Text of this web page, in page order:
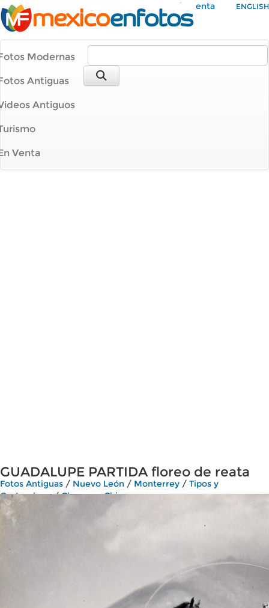
Mi Cuenta ENGLISH
Modernas
Antiguas
Antiguos
Venta
GUADALUPE PARTIDA floreo de reata
Fotos Antiguas / Nuevo León / Monterrey / Tipos y
Costumbres/Charros y Chinas